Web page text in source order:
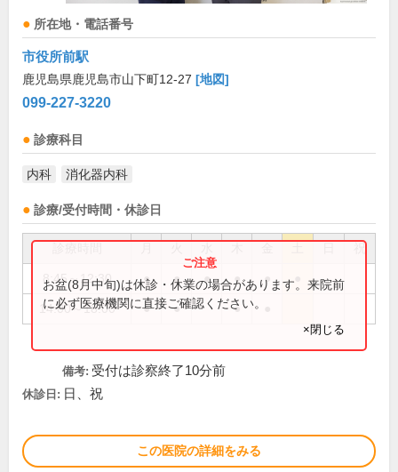
所在地・電話番号
市役所前駅
鹿児島県鹿児島市山下町12-27 [地図]
099-227-3220
診療科目
内科 消化器内科
診療/受付時間・休診日
祝
8:45～12:30 ● ● ● ● ●
14:00～18:00 ● ● ●
お盆(8月中旬)は休診・休業の場合があります。来院前
に必ず医療機関に直接ご確認ください。
×閉じる
備考: 受付は診察終了10分前
休診日: 日、祝
この医院の詳細をみる